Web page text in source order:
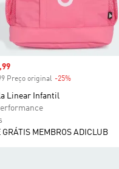
desconto
Preço original -25%Desconto
Linear Infantil
GRÁTIS MEMBROS ADICLUB